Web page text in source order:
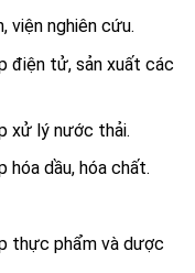
viện nghiên cứu.
điện tử, sản xuất các
xử lý nước thải.
hóa dầu, hóa chất.
thực phẩm và dược